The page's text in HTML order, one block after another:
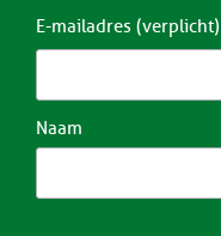
E-mailadres (verplicht)
Naam